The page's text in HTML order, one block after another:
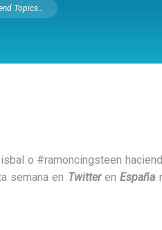
Topics…
o #ramoncingsteen
semana en Twitteren España